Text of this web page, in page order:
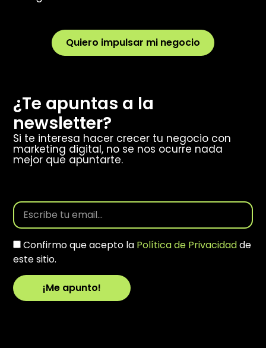
Quiero impulsar mi negocio
¿Te apuntas a la
newsletter?
Si te interesa hacer crecer tu negocio con
marketing digital, no se nos ocurre nada
mejor que apuntarte.
Confirmo que acepto la Política de Privacidadde
este sitio.
¡Me apunto!